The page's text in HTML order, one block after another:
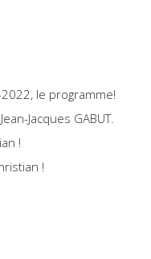
le programme!
Jean-Jacques GABUT.
!
!